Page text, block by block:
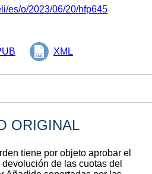
es/o/2023/06/20/hfp645
XML
ORIGINAL
tiene por objeto aprobar el
de las cuotas del